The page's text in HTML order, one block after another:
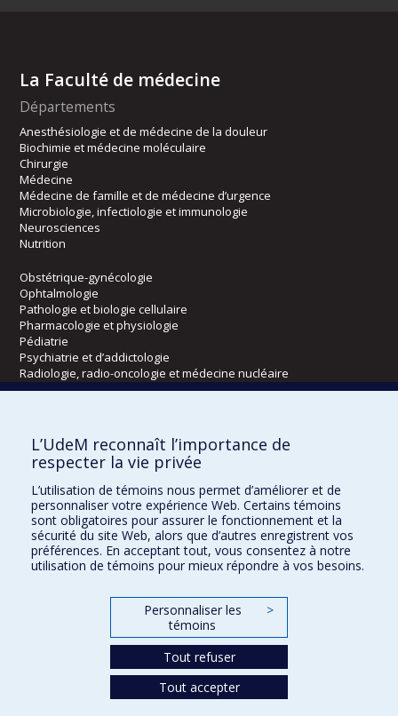
La Faculté de médecine
Départements
Anesthésiologie et de médecine de la douleur
Biochimie et médecine moléculaire
Chirurgie
Médecine
Médecine de famille et de médecine d’urgence
Microbiologie, infectiologie et immunologie
Neurosciences
Nutrition
Obstétrique-gynécologie
Ophtalmologie
Pathologie et biologie cellulaire
Pharmacologie et physiologie
Pédiatrie
Psychiatrie et d’addictologie
Radiologie, radio-oncologie et médecine nucléaire
Écoles
Kinésiologie et des sciences de l’activité physique
Orthophonie et audiologie
Réadaptation
Directions
DPC
CPASS
L’UdeM reconnaît l’importance de
respecter la vie privée
L’utilisation de témoins nous permet d’améliorer et de
personnaliser votre expérience Web. Certains témoins
sont obligatoires pour assurer le fonctionnement et la
sécurité du site Web, alors que d’autres enregistrent vos
préférences. En acceptant tout, vous consentez à notre
utilisation de témoins pour mieux répondre à vos besoins.
Personnaliser les
témoins
>
Tout refuser
Tout accepter